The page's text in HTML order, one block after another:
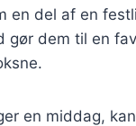
en del af en
gør dem til en
en middag,